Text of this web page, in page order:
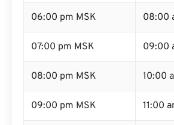
06:00 pm MSK 08:00
07:00 pm MSK 09:00
08:00 pm MSK 10:00
09:00 pm MSK 11:00